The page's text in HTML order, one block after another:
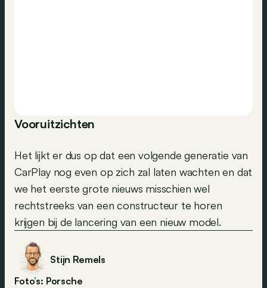
Vooruitzichten
Het lijkt er dus op dat een volgende generatie van
CarPlay nog even op zich zal laten wachten en dat
we het eerste grote nieuws misschien wel
rechtstreeks van een constructeur te horen
krijgen bij de lancering van een nieuw model.
Stijn Remels
Foto’s: Porsche